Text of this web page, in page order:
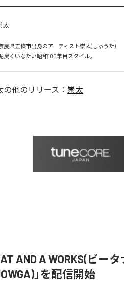
良県五條市出身のアーティスト崇太(しゅうた)
の他のリリース： 崇太
AND A WORKS(ビー
」を配信開始